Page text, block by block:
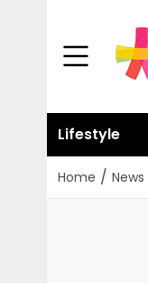
Lifestyle
Home / News